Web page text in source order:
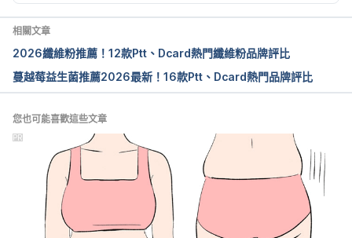
. Accessed July 6, 2016.
相關文章
2026纖維粉推薦！12款Ptt、Dcard熱門纖維粉品牌評比
蔓越莓益生菌推薦2026最新！16款Ptt、Dcard熱門品牌評比
您也可能喜歡這些文章
PR